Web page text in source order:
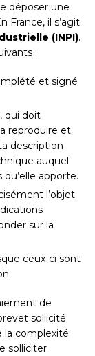
déposer une
France, il s’agit
(INPI).
:
et signé
qui doit
reproduire et
description
auquel
apporte.
l’objet
sur la
ceux-ci sont
de
sollicité
la complexité
solliciter